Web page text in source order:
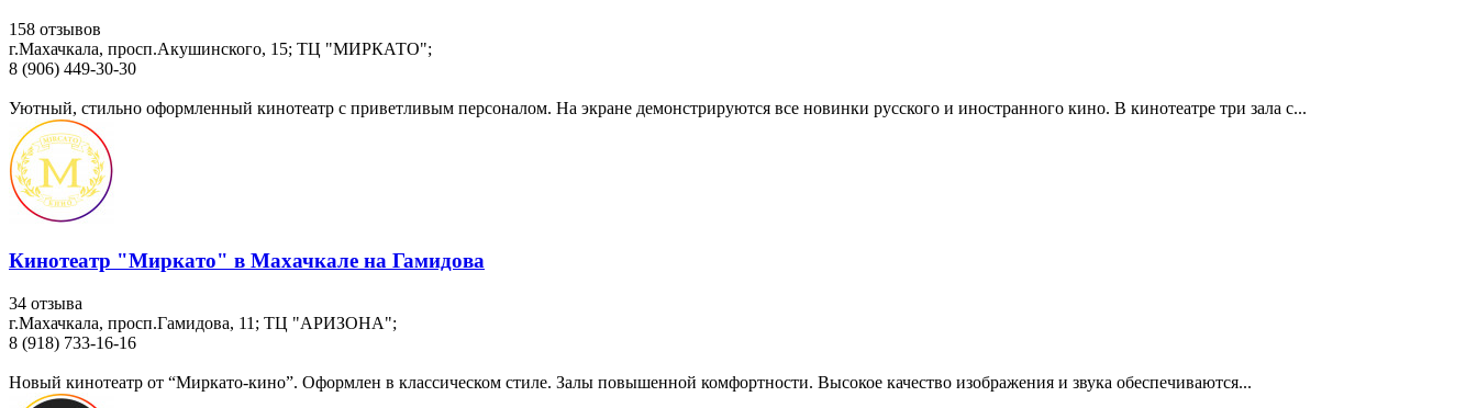
158 отзывов
г.Махачкала, просп.Акушинского, 15; ТЦ "МИРКАТО";
8 (906) 449-30-30
Уютный, стильно оформленный кинотеатр с приветливым персоналом. На экране демонстрируются все новинки русского и иностранного кино. В кинотеатре три зала с...
Кинотеатр "Миркато" в Махачкале на Гамидова
34 отзыва
г.Махачкала, просп.Гамидова, 11; ТЦ "АРИЗОНА";
8 (918) 733-16-16
Новый кинотеатр от “Миркато-кино”. Оформлен в классическом стиле. Залы повышенной комфортности. Высокое качество изображения и звука обеспечиваются...